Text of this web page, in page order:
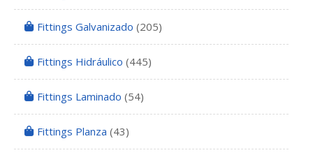
Fittings Galvanizado (205)
Fittings Hidráulico (445)
Fittings Laminado (54)
Fittings Planza (43)